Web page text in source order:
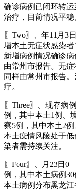
确诊病例已闭环转
治疗，目前情况平稳
〖Two〗、年11月3
增本土无症状感染者
新增病例情况确诊病
由常州市报告。无症
同样由常州市报告
疗。
〖Three〗、现存病
例，其中本土1例、
察5例，其中本土2
本土疫情风险处于
染者需持续关注。
〖Four〗、月23日
例，其中本土病例
本土病例分布黑龙